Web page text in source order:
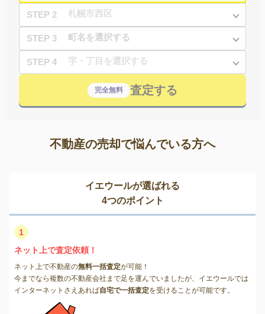
STEP 2
STEP 3
STEP 4
完全無料 査定する
不動産の売却で悩んでいる方へ
イエウールが選ばれる
4つのポイント
1
ネット上で査定依頼！
ネット上で不動産の無料一括査定が可能！
今までなら複数の不動産会社まで足を運んでいましたが、イエウールでは
インターネットさえあれば自宅で一括査定を受けることが可能です。